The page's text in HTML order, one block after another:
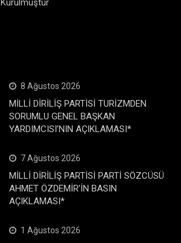
Kurulmuştur
8 Ağustos 2026
MİLLİ DİRİLİŞ PARTİSİ TURİZMDEN
SORUMLU GENEL BAŞKAN
YARDIMCISI’NIN AÇIKLAMASI*
7 Ağustos 2026
MİLLİ DİRİLİŞ PARTİSİ PARTİ SÖZCÜSÜ
AHMET ÖZDEMİR’İN BASIN
AÇIKLAMASI*
1 Ağustos 2026